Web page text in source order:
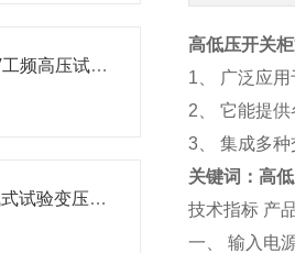
YDJ-3KVA/50KV工频高压试验变压器
油浸式/干式/充气式试验变压器介绍
高低压开关
1、 广泛应
2、 它能提
3、 集成多
关键词：高
技术指标 产
一、 输入电